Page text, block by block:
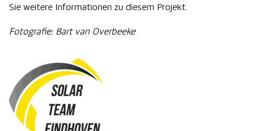
Sie weitere Informationen zu diesem Projekt.
Fotografie: Bart van Overbeeke